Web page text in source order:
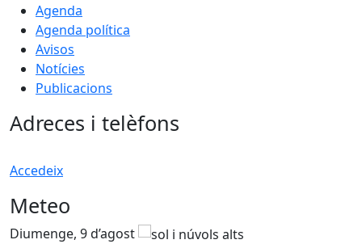
Agenda
Agenda política
Avisos
Notícies
Publicacions
Adreces i telèfons
Accedeix
Meteo
Diumenge, 9 d’agost